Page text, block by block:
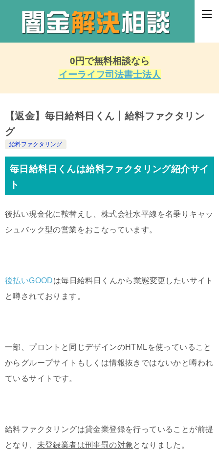
0円で無料相談なら
イーライフ司法書士法人
【返金】毎日給料日くん┃給料ファクタリン
グ
給料ファクタリング
毎日給料日くんは給料ファクタリング紹介サイ
ト
後払い現金化に鞍替えし、株式会社水平線を名乗りキャッ
シュバック型の営業をおこなっています。
後払いGOODは毎日給料日くんから業態変更したいサイト
と噂されております。
一部、プロントと同じデザインのHTMLを使っていること
からグループサイトもしくは情報抜きではないかと噂われ
ているサイトです。
給料ファクタリングは貸金業登録を行っていることが前提
となり、 未登録業者は刑事罰の対象 となりました。